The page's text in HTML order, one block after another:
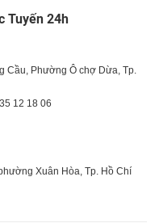
Tuyến 24h
Cầu, Phường Ô chợ Dừa, Tp.
35 12 18 06
Xuân Hòa, Tp. Hồ Chí